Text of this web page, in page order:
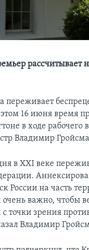
рассчитывает
переживает
16 июня время
в ходе
Владимир
в XXI веке
России на часть
очень важно, чтобы
точки зрения
Владимир